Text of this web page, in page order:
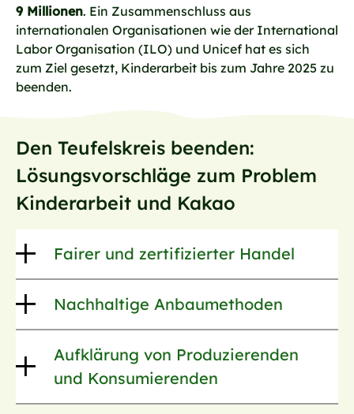
9 Millionen. Ein Zusammenschluss aus
internationalen Organisationen wie der International
Labor Organisation (ILO) und Unicef hat es sich
zum Ziel gesetzt, Kinderarbeit bis zum Jahre 2025 zu
beenden.
Den Teufelskreis beenden:
Lösungsvorschläge zum Problem
Kinderarbeit und Kakao
Fairer und zertifizierter Handel
Nachhaltige Anbaumethoden
Aufklärung von Produzierenden
und Konsumierenden